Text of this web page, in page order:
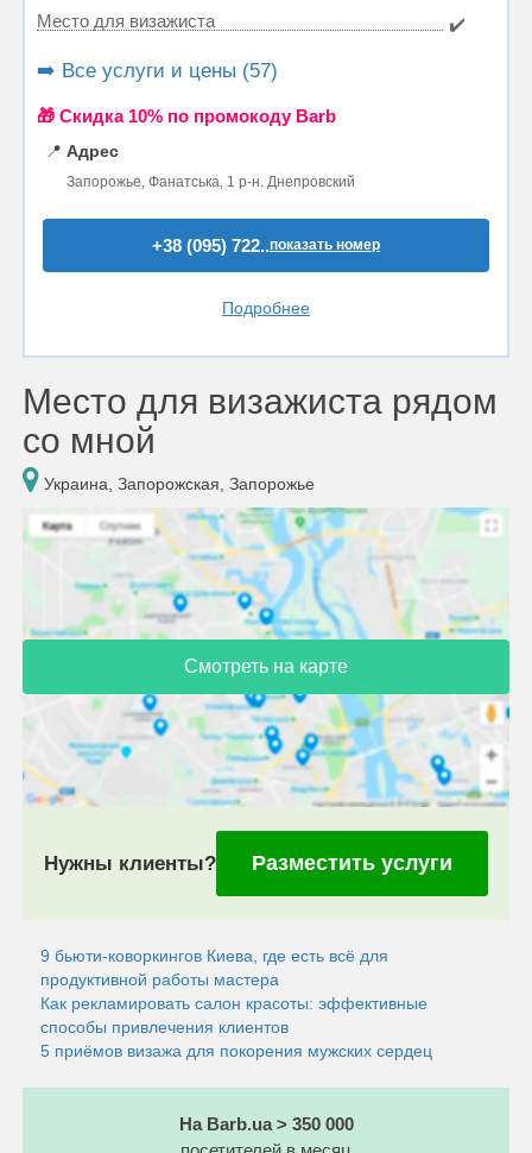
Место для визажиста ✔️
➡️ Все услуги и цены (57)
🎁 Cкидка 10% по промокоду Barb
📍 Адрес
Запорожье, Фанатська, 1 р-н. Днепровский
+38 (095) 722..показать номер
Подробнее
Место для визажиста рядом
со мной
Украина, Запорожская, Запорожье
Смотреть на карте
Нужны клиенты? Разместить услуги
9 бьюти-коворкингов Киева, где есть всё для
продуктивной работы мастера
Как рекламировать салон красоты: эффективные
способы привлечения клиентов
5 приёмов визажа для покорения мужских сердец
На Barb.ua > 350 000